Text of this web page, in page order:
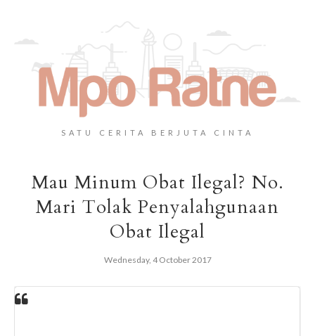
SATU CERITA BERJUTA CINTA
Mau Minum Obat Ilegal? No.
Mari Tolak Penyalahgunaan
Obat Ilegal
Wednesday, 4 October 2017